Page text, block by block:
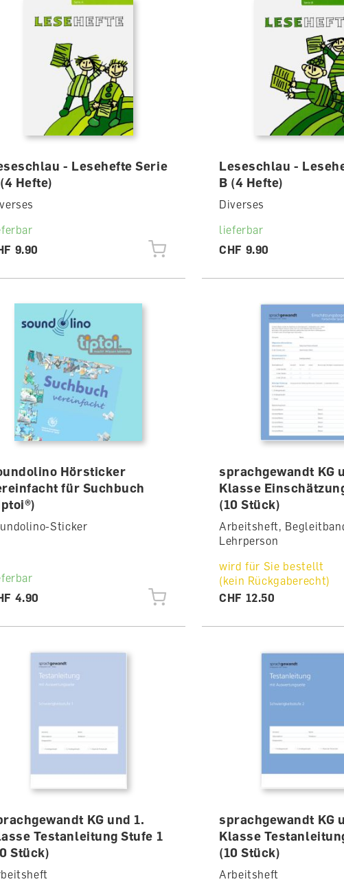
- Lesehefte Serie
Hefte)
9.90
Leseschlau -
B (4 Hefte)
Diverses
lieferbar
CHF 9.90
Hörsticker
für Suchbuch
Sticker
4.90
sprachgewandt KG
Klasse
(10 Stück)
Arbeitsheft,
Lehrperson
wird für Sie bestellt
(kein Rückgaberecht)
CHF 12.50
KG und 1.
Testanleitung Stufe 1
Stück)
sprachgewandt KG
Klasse
(10 Stück)
Arbeitsheft